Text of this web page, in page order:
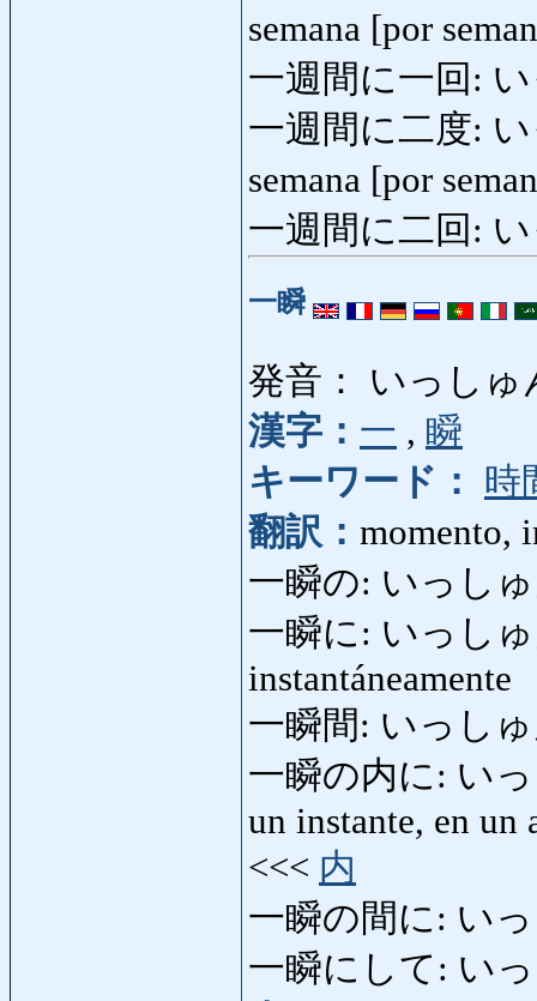
semana [por
一週間に一回:
一週間に二度:
semana [por
一週間に二回:
一瞬
発音： いっしゅ
漢字： 一 , 瞬
キーワード：
時
翻訳： momento,
一瞬の: いっしゅ
一瞬に: いっしゅ
instantáneamente
一瞬間: いっし
一瞬の内に: い
un instante, en un
<<< 内
一瞬の間に: い
一瞬にして: い